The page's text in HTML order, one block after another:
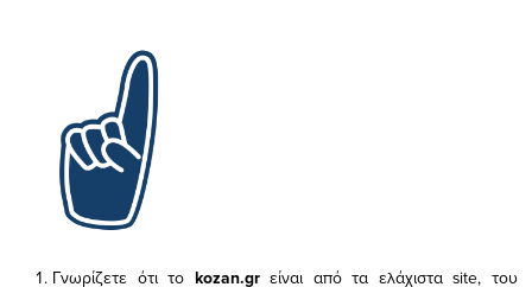
Γνωρίζετε ότι το kozan.gr είναι από τα ελάχισταsite, του